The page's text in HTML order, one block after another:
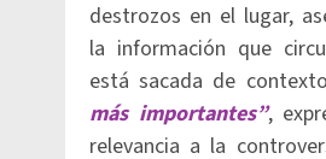
destrozos en el lugar,
la información que
está sacada de
más importantes”,
relevancia a la